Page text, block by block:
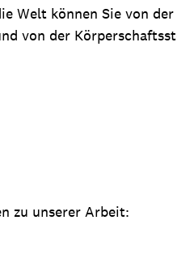
Welt können Sie von
von der
zu unserer Arbeit: